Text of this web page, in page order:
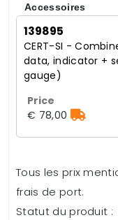
Accessoires
139895
CERT-SI -
data, indicator +
gauge)
€ 78,00
Tous les prix
frais de port.
Statut du produit :